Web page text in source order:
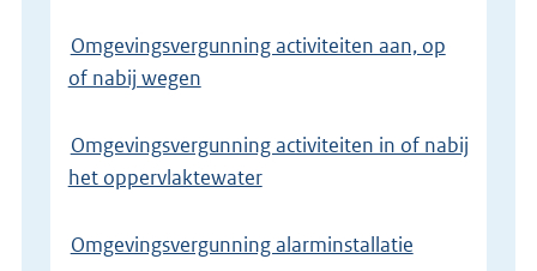
Omgevingsvergunning activiteiten aan, op
of nabij wegen
Omgevingsvergunning activiteiten in of nabij
het oppervlaktewater
Omgevingsvergunning alarminstallatie